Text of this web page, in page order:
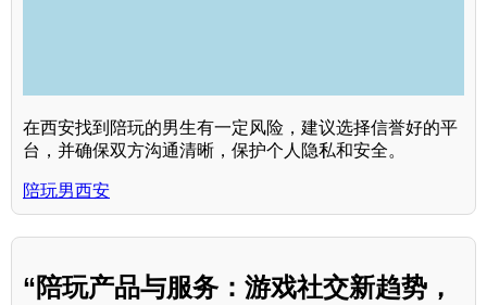
在西安找到陪玩的男生有一定风险，建议选择信誉好的平
台，并确保双方沟通清晰，保护个人隐私和安全。
陪玩男西安
“陪玩产品与服务：游戏社交新趋势，